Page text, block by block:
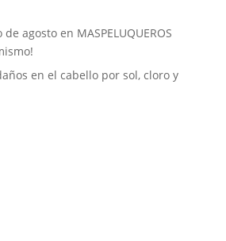
agosto en MASPELUQUEROS
en el cabello por sol, cloro y